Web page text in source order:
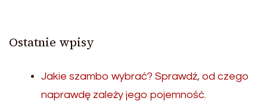
Ostatnie wpisy
Jakie szambo wybrać? Sprawdź, od czego
naprawdę zależy jego pojemność.